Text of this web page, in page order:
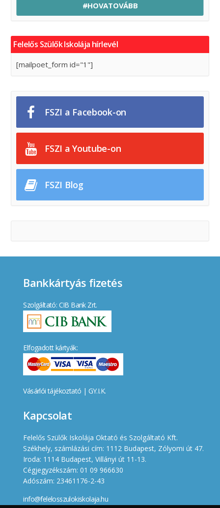
#HOVATOVÁBB
Felelős Szülők Iskolája hírlevél
[mailpoet_form id="1"]
FSZI a Facebook-on
FSZI a Youtube-on
FSZI Blog
Bankkártyás fizetés
Szolgáltató: CIB Bank Zrt.
Elfogadott kártyák:
Vásárlói tájékoztató | GY.I.K.
Kapcsolat
Felelős Szülők Iskolája Oktató és Szolgáltató Kft.
Székhely, számlázási cím: 1112 Budapest, Zólyomi út 47.
Iroda: 1114 Budapest, Villányi út 11-13.
Cégjegyzékszám: 01 09 966630
Adószám: 23461176-2-43
info@felelosszulokiskolaja.hu